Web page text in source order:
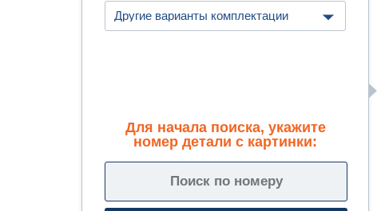
Для начала поиска, укажите
номер детали с картинки: